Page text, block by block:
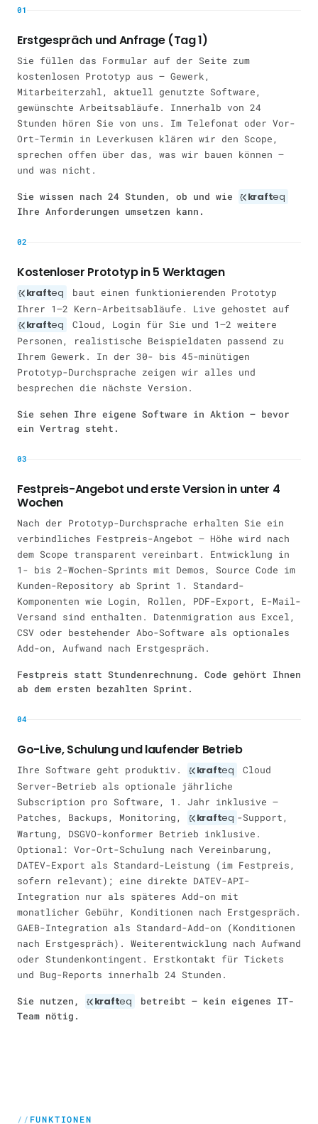
01
Erstgespräch und Anfrage (Tag 1)
Sie füllen das Formular auf der Seite zum
kostenlosen Prototyp aus — Gewerk,
Mitarbeiterzahl, aktuell genutzte Software,
gewünschte Arbeitsabläufe. Innerhalb von 24
Stunden hören Sie von uns. Im Telefonat oder Vor-
Ort-Termin in Leverkusen klären wir den Scope,
sprechen offen über das, was wir bauen können —
und was nicht.
Sie wissen nach 24 Stunden, ob und wie krafteq
Ihre Anforderungen umsetzen kann.
02
Kostenloser Prototyp in 5 Werktagen
krafteq
baut einen funktionierenden Prototyp
Ihrer 1–2 Kern-Arbeitsabläufe. Live gehostet auf
krafteq
Cloud, Login für Sie und 1–2 weitere
Personen, realistische Beispieldaten passend zu
Ihrem Gewerk. In der 30- bis 45-minütigen
Prototyp-Durchsprache zeigen wir alles und
besprechen die nächste Version.
Sie sehen Ihre eigene Software in Aktion — bevor
ein Vertrag steht.
03
Festpreis-Angebot und erste Version in unter 4
Wochen
Nach der Prototyp-Durchsprache erhalten Sie ein
verbindliches Festpreis-Angebot — Höhe wird nach
dem Scope transparent vereinbart. Entwicklung in
1- bis 2-Wochen-Sprints mit Demos, Source Code im
Kunden-Repository ab Sprint 1. Standard-
Komponenten wie Login, Rollen, PDF-Export, E-Mail-
Versand sind enthalten. Datenmigration aus Excel,
CSV oder bestehender Abo-Software als optionales
Add-on, Aufwand nach Erstgespräch.
Festpreis statt Stundenrechnung. Code gehört Ihnen
ab dem ersten bezahlten Sprint.
04
Go-Live, Schulung und laufender Betrieb
Ihre Software geht produktiv. krafteq
Cloud
Server-Betrieb als optionale jährliche
Subscription pro Software, 1. Jahr inklusive —
Patches, Backups, Monitoring,
krafteq -Support,
Wartung, DSGVO-konformer Betrieb inklusive.
Optional: Vor-Ort-Schulung nach Vereinbarung,
DATEV-Export als Standard-Leistung (im Festpreis,
sofern relevant); eine direkte DATEV-API-
Integration nur als späteres Add-on mit
monatlicher Gebühr, Konditionen nach Erstgespräch.
GAEB-Integration als Standard-Add-on (Konditionen
nach Erstgespräch). Weiterentwicklung nach Aufwand
oder Stundenkontingent. Erstkontakt für Tickets
und Bug-Reports innerhalb 24 Stunden.
Sie nutzen, krafteq
betreibt — kein eigenes IT-
Team nötig.
FUNKTIONEN